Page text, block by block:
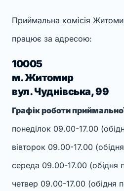
Приймальна комісія
працює за адресою:
10005
м. Житомир
вул. Чуднівська, 99
Графік роботи
понеділок 09.00-17.00
вівторок 09.00-17.00
середа 09.00-17.00 (обідня
четвер 09.00-17.00 (обідня